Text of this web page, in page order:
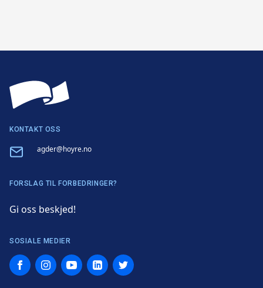
KONTAKT OSS
Email agder@hoyre.no
FORSLAG TIL FORBEDRINGER?
Gi oss beskjed!
SOSIALE MEDIER
FacebookInstagramYouTubeLinkedInTwitter